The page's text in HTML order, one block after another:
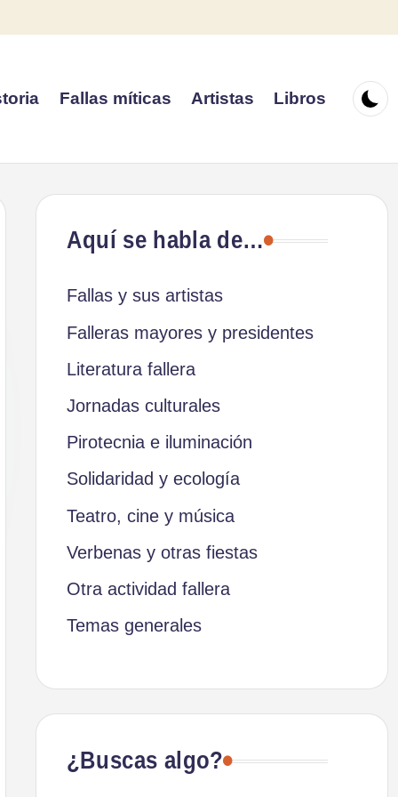
Fallas míticas Artistas Libros
Aquí se habla de…
Fallas y sus artistas
Falleras mayores y presidentes
Literatura fallera
Jornadas culturales
Pirotecnia e iluminación
Solidaridad y ecología
Teatro, cine y música
Verbenas y otras fiestas
Otra actividad fallera
Temas generales
¿Buscas algo?